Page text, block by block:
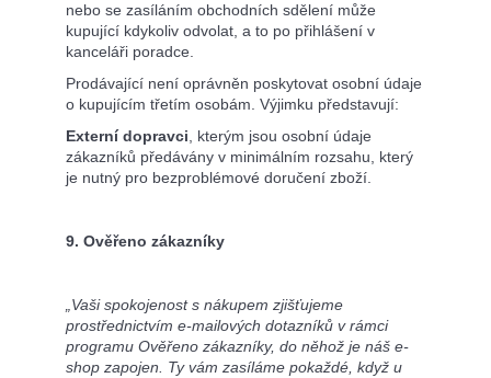
nebo se zasíláním obchodních sdělení může
kupující kdykoliv odvolat, a to po přihlášení v
kanceláři poradce.
Prodávající není oprávněn poskytovat osobní údaje
o kupujícím třetím osobám. Výjimku představují:
Externí dopravci, kterým jsou osobní údaje
zákazníků předávány v minimálním rozsahu, který
je nutný pro bezproblémové doručení zboží.
9. Ověřeno zákazníky
„Vaši spokojenost s nákupem zjišťujeme
prostřednictvím e-mailových dotazníků v rámci
programu Ověřeno zákazníky, do něhož je náš e-
shop zapojen. Ty vám zasíláme pokaždé, když u